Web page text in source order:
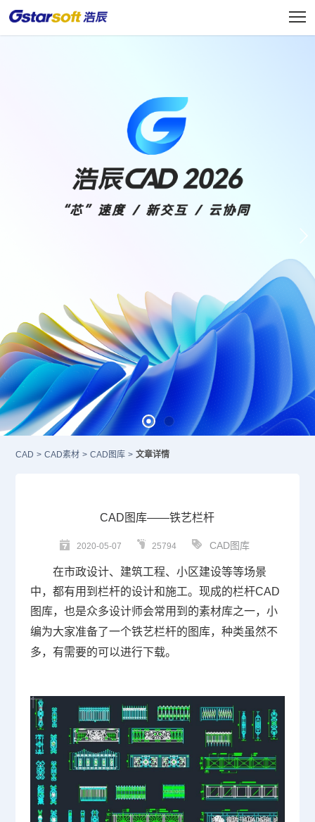
CAD > CAD素材 > CAD图库 > 文章详情
CAD图库——铁艺栏杆
2020-05-07 25794 CAD图库
在市政设计、建筑工程、小区建设等等场景
中，都有用到栏杆的设计和施工。现成的栏杆CAD
图库，也是众多设计师会常用到的素材库之一，小
编为大家准备了一个铁艺栏杆的图库，种类虽然不
多，有需要的可以进行下载。